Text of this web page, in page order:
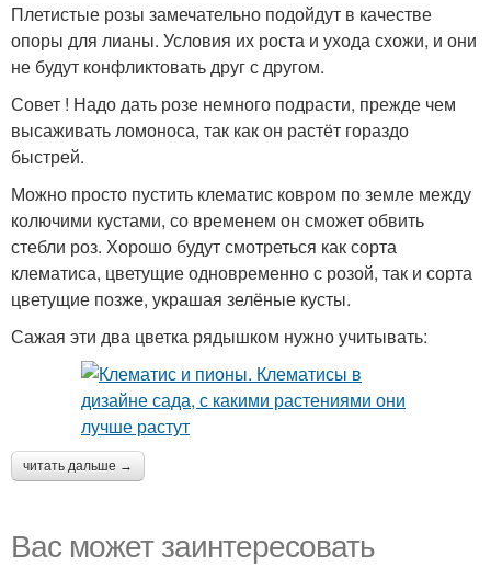
Плетистые розы замечательно подойдут в качестве
опоры для лианы. Условия их роста и ухода схожи, и они
не будут конфликтовать друг с другом.
Совет ! Надо дать розе немного подрасти, прежде чем
высаживать ломоноса, так как он растёт гораздо
быстрей.
Можно просто пустить клематис ковром по земле между
колючими кустами, со временем он сможет обвить
стебли роз. Хорошо будут смотреться как сорта
клематиса, цветущие одновременно с розой, так и сорта
цветущие позже, украшая зелёные кусты.
Сажая эти два цветка рядышком нужно учитывать:
читать дальше →
Вас может заинтересовать